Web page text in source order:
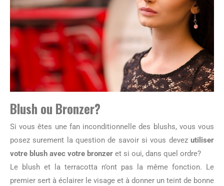
Blush ou Bronzer?
Si vous êtes une fan inconditionnelle des blushs, vous vous
posez surement la question de savoir si vous devez utiliser
votre blush avec votre bronzer et si oui, dans quel ordre?
Le blush et la terracotta n’ont pas la même fonction. Le
premier sert à éclairer le visage et à donner un teint de bonne